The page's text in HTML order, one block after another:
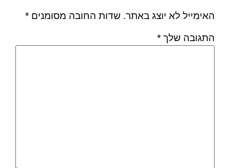
האימייל לא יוצג באתר. שדות החובה מסומנים *
התגובה שלך *